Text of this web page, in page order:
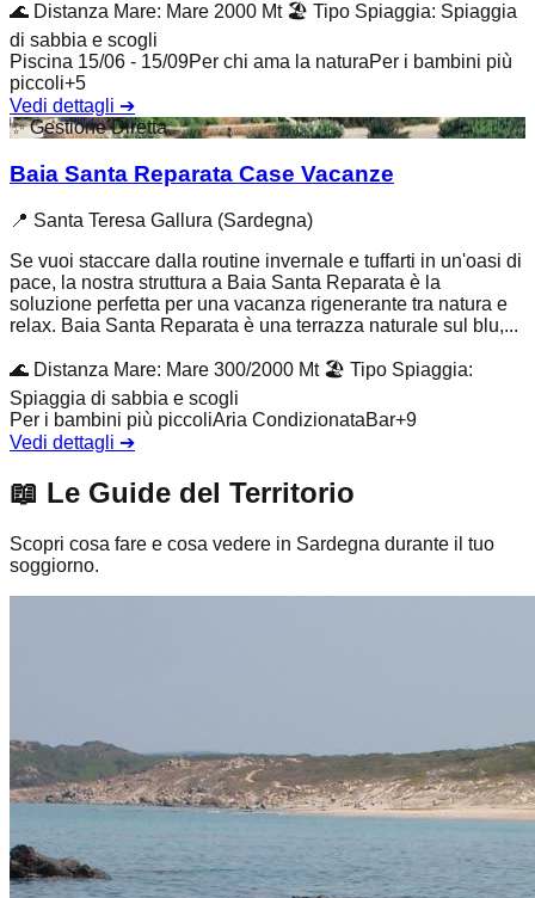
🌊 Distanza Mare: Mare 2000 Mt 🏖️ Tipo Spiaggia: Spiaggia
di sabbia e scogli
Piscina 15/06 - 15/09Per chi ama la naturaPer i bambini più
piccoli+5
Vedi dettagli ➔
✨Gestione Diretta
Baia Santa Reparata Case Vacanze
📍 Santa Teresa Gallura (Sardegna)
Se vuoi staccare dalla routine invernale e tuffarti in un'oasi di
pace, la nostra struttura a Baia Santa Reparata è la
soluzione perfetta per una vacanza rigenerante tra natura e
relax. Baia Santa Reparata è una terrazza naturale sul blu,...
🌊 Distanza Mare: Mare 300/2000 Mt 🏖️ Tipo Spiaggia:
Spiaggia di sabbia e scogli
Per i bambini più piccoliAria CondizionataBar+9
Vedi dettagli ➔
📖 Le Guide del Territorio
Scopri cosa fare e cosa vedere in Sardegna durante il tuo
soggiorno.